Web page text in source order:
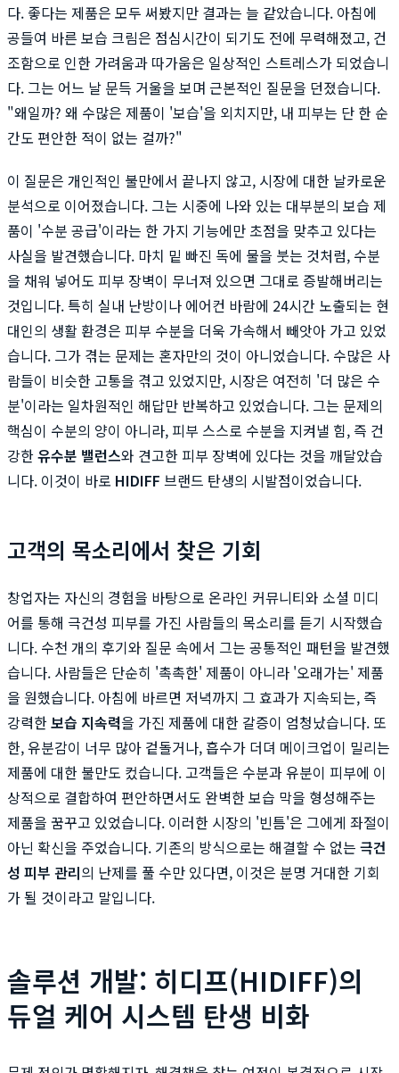
다. 좋다는 제품은 모두 써봤지만 결과는 늘 같았습니다. 아침에
공들여 바른 보습 크림은 점심시간이 되기도 전에 무력해졌고, 건
조함으로 인한 가려움과 따가움은 일상적인 스트레스가 되었습니
다. 그는 어느 날 문득 거울을 보며 근본적인 질문을 던졌습니다.
"왜일까? 왜 수많은 제품이 '보습'을 외치지만, 내 피부는 단 한 순
간도 편안한 적이 없는 걸까?"
이 질문은 개인적인 불만에서 끝나지 않고, 시장에 대한 날카로운
분석으로 이어졌습니다. 그는 시중에 나와 있는 대부분의 보습 제
품이 '수분 공급'이라는 한 가지 기능에만 초점을 맞추고 있다는
사실을 발견했습니다. 마치 밑 빠진 독에 물을 붓는 것처럼, 수분
을 채워 넣어도 피부 장벽이 무너져 있으면 그대로 증발해버리는
것입니다. 특히 실내 난방이나 에어컨 바람에 24시간 노출되는 현
대인의 생활 환경은 피부 수분을 더욱 가속해서 빼앗아 가고 있었
습니다. 그가 겪는 문제는 혼자만의 것이 아니었습니다. 수많은 사
람들이 비슷한 고통을 겪고 있었지만, 시장은 여전히 '더 많은 수
분'이라는 일차원적인 해답만 반복하고 있었습니다. 그는 문제의
핵심이 수분의 양이 아니라, 피부 스스로 수분을 지켜낼 힘, 즉 건
강한유수분 밸런스와 견고한 피부 장벽에 있다는 것을 깨달았습
니다. 이것이 바로 HIDIFF 브랜드 탄생의 시발점이었습니다.
고객의 목소리에서 찾은 기회
창업자는 자신의 경험을 바탕으로 온라인 커뮤니티와 소셜 미디
어를 통해 극건성 피부를 가진 사람들의 목소리를 듣기 시작했습
니다. 수천 개의 후기와 질문 속에서 그는 공통적인 패턴을 발견했
습니다. 사람들은 단순히 '촉촉한' 제품이 아니라 '오래가는' 제품
을 원했습니다. 아침에 바르면 저녁까지 그 효과가 지속되는, 즉
강력한보습 지속력을 가진 제품에 대한 갈증이 엄청났습니다. 또
한, 유분감이 너무 많아 겉돌거나, 흡수가 더뎌 메이크업이 밀리는
제품에 대한 불만도 컸습니다. 고객들은 수분과 유분이 피부에 이
상적으로 결합하여 편안하면서도 완벽한 보습 막을 형성해주는
제품을 꿈꾸고 있었습니다. 이러한 시장의 '빈틈'은 그에게 좌절이
아닌 확신을 주었습니다. 기존의 방식으로는 해결할 수 없는 극건
성 피부 관리의 난제를 풀 수만 있다면, 이것은 분명 거대한 기회
가 될 것이라고 말입니다.
솔루션 개발: 히디프(HIDIFF)의
듀얼 케어 시스템 탄생 비화